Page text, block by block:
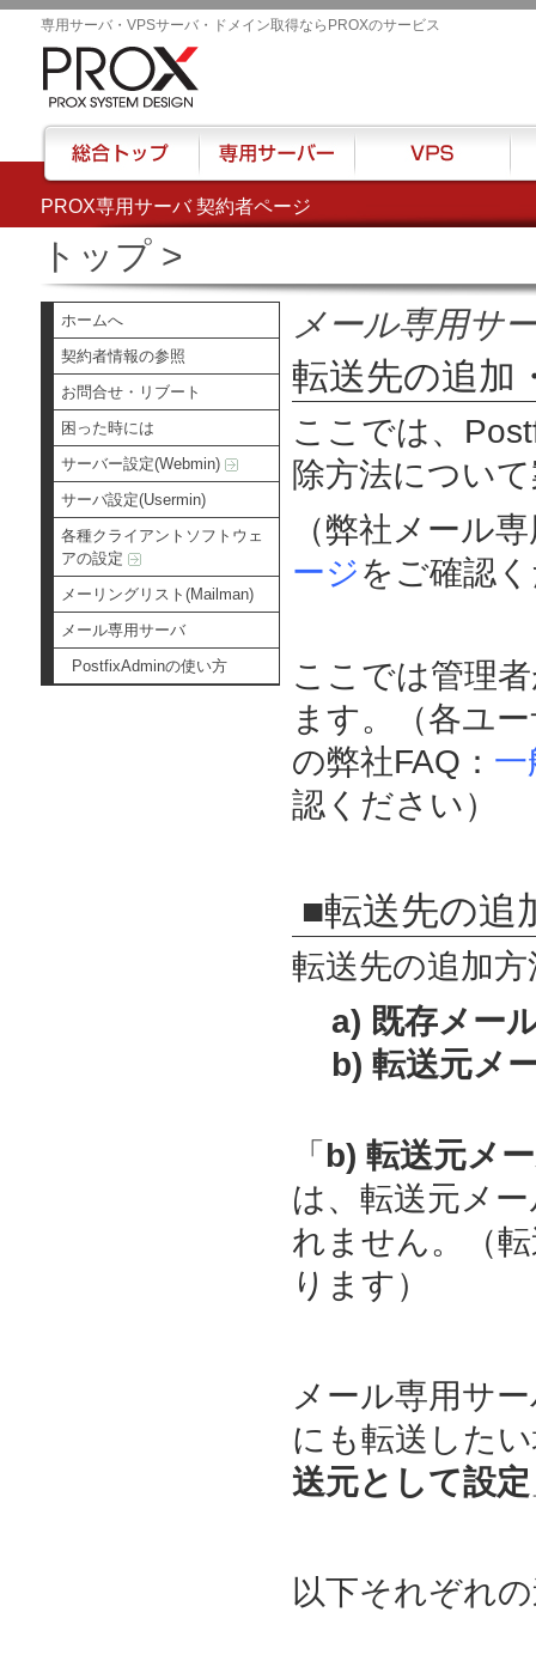
PROX専用サーバ 契約者ページ
専用サーバ・VPSサーバ・ドメイン取得ならPROXのサービス
トップ>
ホームへ
契約者情報の参照
お問合せ・リブート
困った時には
サーバー設定(Webmin)
サーバ設定(Usermin)
各種クライアントソフトウェ
アの設定
メーリングリスト(Mailman)
メール専用サーバ
PostfixAdminの使い方
メール専用サ
転送先の追加
ここでは、
除方法につい
（弊社メール
ージをご確認
ここでは管理
ます。（各ユ
の弊社FAQ：
認ください）
■転送先の追
転送先の追加
a) 既存メー
b) 転送元メ
「 b) 転送元メ
は、転送元メ
れません。（
ります）
メール専用サ
にも転送した
送元として設定
以下それぞれ
総合トップ 専用サーバー VPS ハ